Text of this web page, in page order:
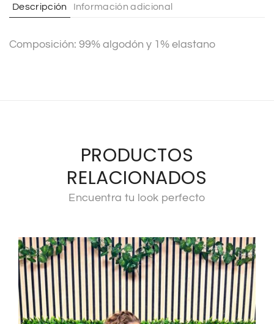
i
e
Descripción Información adicional
Composición: 99% algodón y 1% elastano
PRODUCTOS
RELACIONADOS
Encuentra tu look perfecto